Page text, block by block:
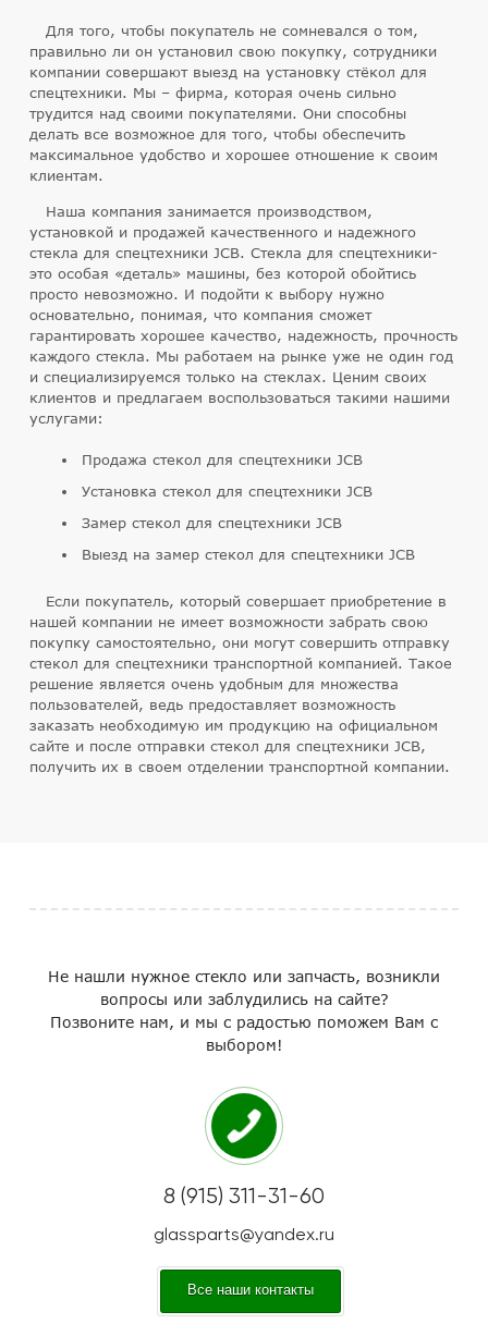
Для того, чтобы покупатель не сомневался о том,
правильно ли он установил свою покупку, сотрудники
компании совершают выезд на установку стёкол для
спецтехники. Мы – фирма, которая очень сильно
трудится над своими покупателями. Они способны
делать все возможное для того, чтобы обеспечить
максимальное удобство и хорошее отношение к своим
клиентам.
Наша компания занимается производством,
установкой и продажей качественного и надежного
стекла для спецтехники JCB. Стекла для спецтехники-
это особая «деталь» машины, без которой обойтись
просто невозможно. И подойти к выбору нужно
основательно, понимая, что компания сможет
гарантировать хорошее качество, надежность, прочность
каждого стекла. Мы работаем на рынке уже не один год
и специализируемся только на стеклах. Ценим своих
клиентов и предлагаем воспользоваться такими нашими
услугами:
Продажа стекол для спецтехники JCB
Установка стекол для спецтехники JCB
Замер стекол для спецтехники JCB
Выезд на замер стекол для спецтехники JCB
Если покупатель, который совершает приобретение в
нашей компании не имеет возможности забрать свою
покупку самостоятельно, они могут совершить отправку
стекол для спецтехники транспортной компанией. Такое
решение является очень удобным для множества
пользователей, ведь предоставляет возможность
заказать необходимую им продукцию на официальном
сайте и после отправки стекол для спецтехники JCB,
получить их в своем отделении транспортной компании.
Не нашли нужное стекло или запчасть, возникли
вопросы или заблудились на сайте?
Позвоните нам, и мы с радостью поможем Вам с
выбором!
8 (915) 311-31-60
glassparts@yandex.ru
Все наши контакты